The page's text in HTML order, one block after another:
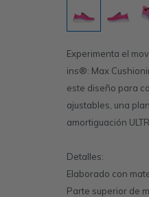
Experimenta el
ins®: Max
este diseño para
ajustables, una
amortiguación
Detalles:
Elaborado con
Parte superior de